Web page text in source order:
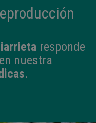
responde
nuestra
.